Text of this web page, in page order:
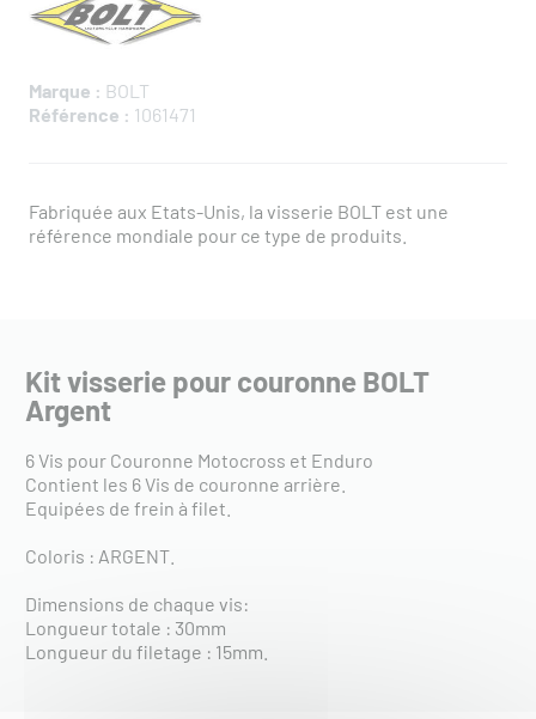
Marque : BOLT
Référence : 1061471
Fabriquée aux Etats-Unis, la visserie BOLT est une
référence mondiale pour ce type de produits.
Kit visserie pour couronne BOLT
Argent
6 Vis pour Couronne Motocross et Enduro
Contient les 6 Vis de couronne arrière.
Equipées de frein à filet.
Coloris : ARGENT.
Dimensions de chaque vis:
Longueur totale : 30mm
Longueur du filetage : 15mm.